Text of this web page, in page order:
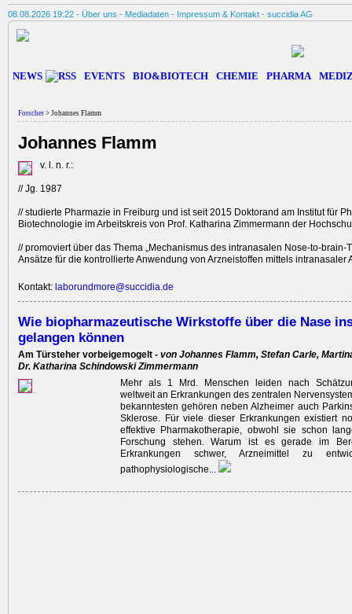
08.08.2026 19:22 - Über uns - Mediadaten - Impressum & Kontakt - succidia AG
NEWS EVENTS BIO&BIOTECH CHEMIE PHARMA
Forscher > Johannes Flamm
Johannes Flamm
v. l. n. r.:
// Jg. 1987
// studierte Pharmazie in Freiburg und ist seit 2015 Doktorand am Institut für
Biotechnologie im Arbeitskreis von Prof. Katharina Zimmermann der
// promoviert über das Thema „Mechanismus des intranasalen Nose-to-brain-
Ansätze für die kontrollierte Anwendung von Arzneistoffen mittels intranasaler
Kontakt: laborundmore@succidia.de
Wie biopharmazeutische Wirkstoffe über die Nase
gelangen können
Am Türsteher ­vorbeigemogelt - von Johannes Flamm, Stefan Carle,
Dr. Katharina Schindowski Zimmermann
Mehr als 1 Mrd. Menschen leiden nach
weltweit an Erkrankungen des zentralen
bekanntesten gehören neben Alzheimer auch
Sklerose. Für viele dieser Erkrankungen existiert
effektive Pharmakotherapie, obwohl sie schon
Forschung stehen. Warum ist es gerade im
Erkrankungen schwer, Arzneimittel zu
pathophysiologische...